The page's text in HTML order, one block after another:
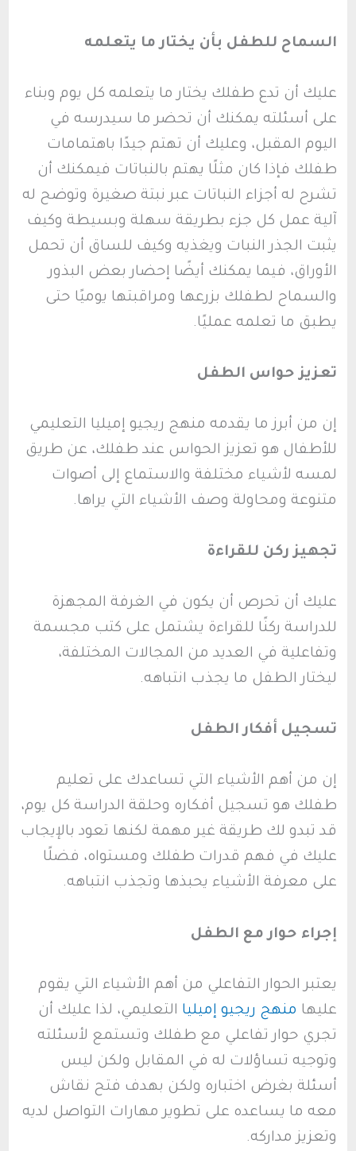
السماح للطفل بأن يختار ما يتعلمه
عليك أن تدع طفلك يختار ما يتعلمه كل يوم وبناء
على أسئلته يمكنك أن تحضر ما سيدرسه في
اليوم المقبل، وعليك أن تهتم جيدًا باهتمامات
طفلك فإذا كان مثلًا يهتم بالنباتات فيمكنك أن
تشرح له أجزاء النباتات عبر نبتة صغيرة وتوضح له
آلية عمل كل جزء بطريقة سهلة وبسيطة وكيف
يثبت الجذر النبات ويغذيه وكيف للساق أن تحمل
الأوراق، فيما يمكنك أيضًا إحضار بعض البذور
والسماح لطفلك بزرعها ومراقبتها يوميًا حتى
يطبق ما تعلمه عمليًا.
تعزيز حواس الطفل
إن من أبرز ما يقدمه منهج ريجيو إميليا التعليمي
للأطفال هو تعزيز الحواس عند طفلك، عن طريق
لمسه لأشياء مختلفة والاستماع إلى أصوات
متنوعة ومحاولة وصف الأشياء التي يراها.
تجهيز ركن للقراءة
عليك أن تحرص أن يكون في الغرفة المجهزة
للدراسة ركنًا للقراءة يشتمل على كتب مجسمة
وتفاعلية في العديد من المجالات المختلفة،
ليختار الطفل ما يجذب انتباهه.
تسجيل أفكار الطفل
إن من أهم الأشياء التي تساعدك على تعليم
طفلك هو تسجيل أفكاره وحلقة الدراسة كل يوم،
قد تبدو لك طريقة غير مهمة لكنها تعود بالإيجاب
عليك في فهم قدرات طفلك ومستواه، فضلًا
على معرفة الأشياء يحبذها وتجذب انتباهه.
إجراء حوار مع الطفل
يعتبر الحوار التفاعلي من أهم الأشياء التي يقوم
عليها منهج ريجيو إميليا التعليمي، لذا عليك أن
تجري حوار تفاعلي مع طفلك وتستمع لأسئلته
وتوجيه تساؤلات له في المقابل ولكن ليس
أسئلة بغرض اختباره ولكن بهدف فتح نقاش
معه ما يساعده على تطوير مهارات التواصل لديه
وتعزيز مداركه.